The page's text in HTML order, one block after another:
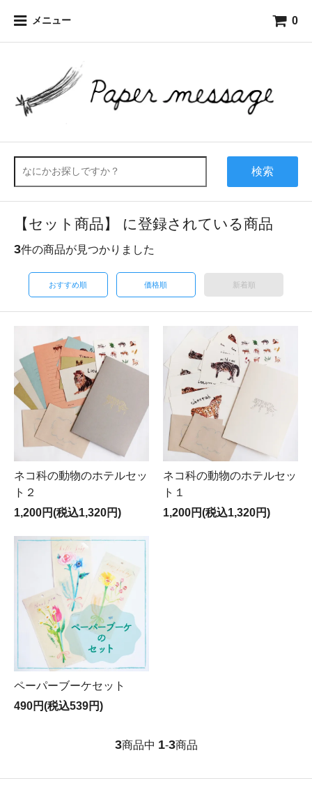
メニュー 0
検索
【セット商品】 に登録されている商品
3件の商品が見つかりました
おすすめ順 価格順 新着順
ネコ科の動物のホテルセッ
ト２
1,200円(税込1,320円)
ネコ科の動物のホテルセッ
ト１
1,200円(税込1,320円)
ペーパーブーケセット
490円(税込539円)
3商品中 1-3商品